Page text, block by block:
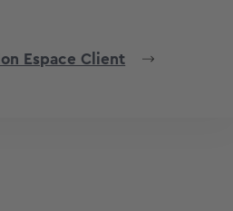
Espace Client